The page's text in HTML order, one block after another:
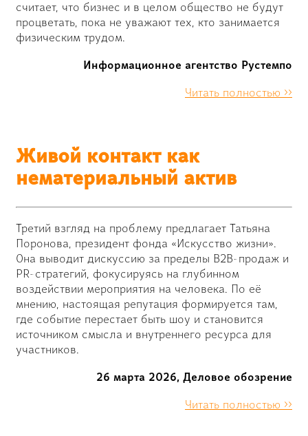
считает, что бизнес и в целом общество не будут
процветать, пока не уважают тех, кто занимается
физическим трудом.
Информационное агентство Рустемпо
Читать полностью >>
Живой контакт как
нематериальный актив
Третий взгляд на проблему предлагает Татьяна
Поронова, президент фонда «Искусство жизни».
Она выводит дискуссию за пределы B2B-продаж и
PR-стратегий, фокусируясь на глубинном
воздействии мероприятия на человека. По её
мнению, настоящая репутация формируется там,
где событие перестает быть шоу и становится
источником смысла и внутреннего ресурса для
участников.
26 марта 2026, Деловое обозрение
Читать полностью >>